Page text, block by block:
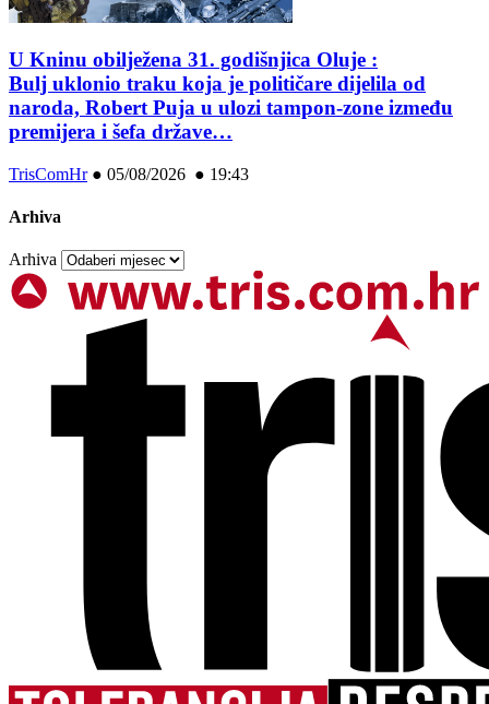
U Kninu obilježena 31. godišnjica Oluje :
Bulj uklonio traku koja je političare dijelila od
naroda, Robert Puja u ulozi tampon-zone između
premijera i šefa države…
TrisComHr● 05/08/2026 ● 19:43
Arhiva
Arhiva